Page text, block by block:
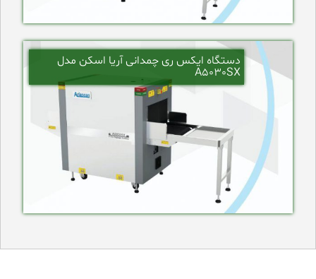
دستگاه ایکس ری چمدانی آریا اسکن مدل
A5030SX